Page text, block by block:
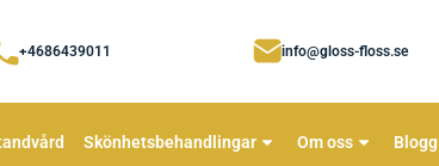
+4686439011 info@gloss-floss.se
Skönhetsbehandlingar Om oss Blogg